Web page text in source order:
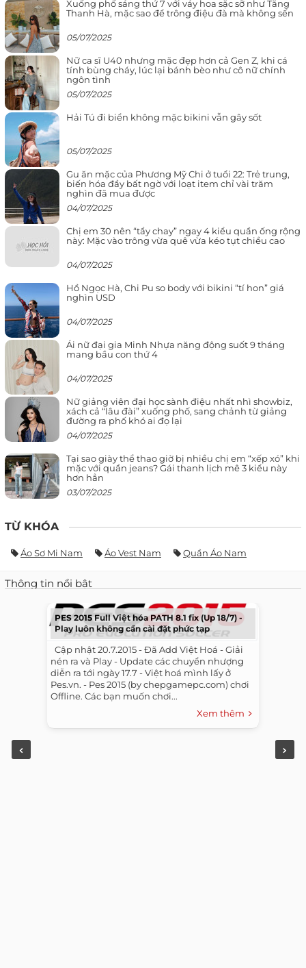
Xuống phố sáng thứ 7 với váy hoa sặc sỡ như Tăng
Thanh Hà, mặc sao để trông điệu đà mà không sến
05/07/2025
Nữ ca sĩ U40 nhưng mặc đẹp hơn cả Gen Z, khi cá
tính bùng cháy, lúc lại bánh bèo như cô nữ chính
ngôn tình
05/07/2025
Hải Tú đi biển không mặc bikini vẫn gây sốt
05/07/2025
Gu ăn mặc của Phương Mỹ Chi ở tuổi 22: Trẻ trung,
biến hóa đầy bất ngờ với loạt item chỉ vài trăm
nghìn đã mua được
04/07/2025
Chị em 30 nên “tẩy chay” ngay 4 kiểu quần ống rộng
này: Mặc vào trông vừa quê vừa kéo tụt chiều cao
04/07/2025
Hồ Ngọc Hà, Chi Pu so body với bikini “tí hon” giá
nghìn USD
04/07/2025
Ái nữ đại gia Minh Nhựa năng động suốt 9 tháng
mang bầu con thứ 4
04/07/2025
Nữ giảng viên đại học sành điệu nhất nhì showbiz,
xách cả “lâu đài” xuống phố, sang chảnh từ giảng
đường ra phố khó ai đọ lại
04/07/2025
Tại sao giày thể thao giờ bị nhiều chị em “xếp xó” khi
mặc với quần jeans? Gái thanh lịch mê 3 kiểu này
hơn hẳn
03/07/2025
TỪ KHÓA
Áo Sơ Mi Nam Áo Vest Nam Quần Áo Nam
Thông tin nổi bật
PES 2015 Full Việt hóa PATH 8.1 fix (Up 18/7) -
Play luôn không cần cài đặt phức tạp
​ ​ Cập nhật 20.7.2015 - Đã Add Việt Hoá - Giải
nén ra và Play - Update các chuyển nhượng
diễn ra tới ngày 17.7 - Việt hoá mình lấy ở
Pes.vn. - Pes 2015 (by chepgamepc.com) chơi
Offline. Các bạn muốn chơi...
Xem thêm